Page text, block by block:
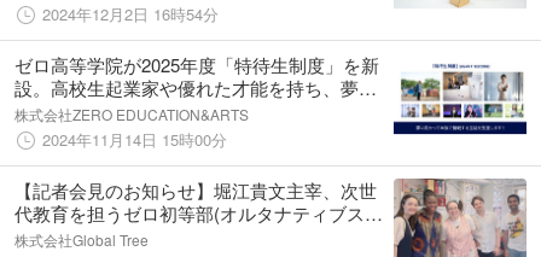
2024年12月2日 16時54分
ゼロ高等学院が2025年度「特待生制度」を新
設。高校生起業家や優れた才能を持ち、夢に
向かって本気で挑戦する生徒を支援！
株式会社ZERO EDUCATION&ARTS
2024年11月14日 15時00分
【記者会見のお知らせ】堀江貴文主宰、次世
代教育を担うゼロ初等部(オルタナティブスク
ール)が2025年4月開校
株式会社Global Tree